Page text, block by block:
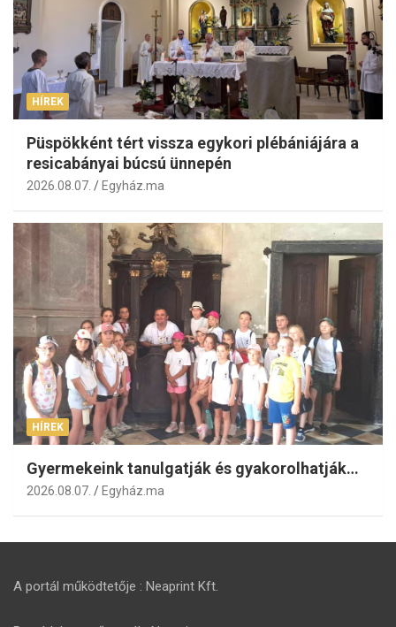
HÍREK
Püspökként tért vissza egykori plébániájára a
resicabányai búcsú ünnepén
2026.08.07. Egyház.ma
HÍREK
Gyermekeink tanulgatják és gyakorolhatják…
2026.08.07. Egyház.ma
A portál működtetője : Neaprint Kft.